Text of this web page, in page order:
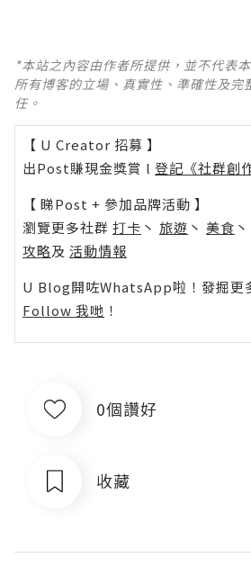
*本站之內容由作者所提供，並不代表
所有博客的立場、真實性、準確性及完
任。
【 U Creator 招募 】
出Post賺現金獎賞 l 登記《社群創
【 睇Post + 參加品牌活動 】
瀏覽更多社群 打卡 丶 旅遊 丶 美食 丶
攻略及 活動情報
U Blog開咗WhatsApp啦！發掘更
Follow 我哋 ！
0個讚好
收藏